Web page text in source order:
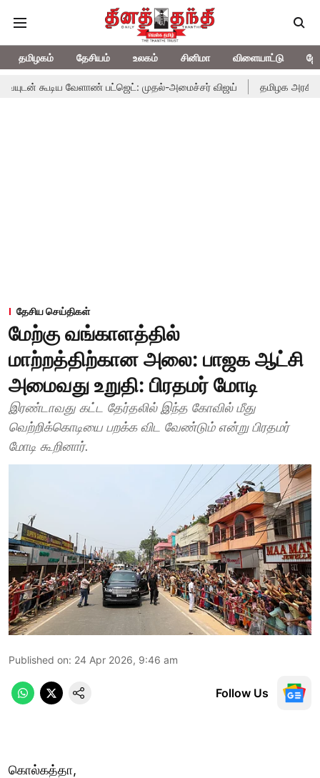
தமிழகம் தேசியம் உலகம் சினிமா விளையாட்டு
வேளாண் பட்ஜெட்: முதல்-அமைச்சர் விஜய் தமிழக அரசியலில்
தேசிய செய்திகள்
மேற்கு வங்காளத்தில்
மாற்றத்திற்கான அலை: பாஜக ஆட்சி
அமைவது உறுதி: பிரதமர் மோடி
இரண்டாவது கட்ட தேர்தலில் இந்த கோவில் மீது
வெற்றிக்கொடியை பறக்க விட வேண்டும் என்று பிரதமர்
மோடி கூறினார்.
Published on: 24 Apr 2026, 9:46 am
Follow Us
கொல்கத்தா,